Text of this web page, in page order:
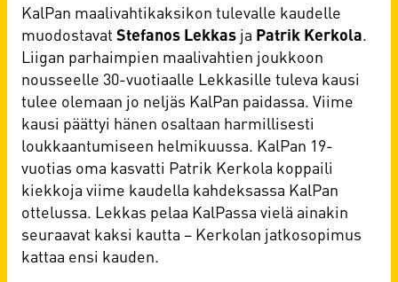
KalPan maalivahtikaksikon tulevalle kaudelle
muodostavat Stefanos Lekkas ja Patrik Kerkola
Liigan parhaimpien maalivahtien joukkoon
nousseelle 30-vuotiaalle Lekkasille tuleva kausi
tulee olemaan jo neljäs KalPan paidassa. Viime
kausi päättyi hänen osaltaan harmillisesti
loukkaantumiseen helmikuussa. KalPan 19-
vuotias oma kasvatti Patrik Kerkola koppaili
kiekkoja viime kaudella kahdeksassa KalPan
ottelussa. Lekkas pelaa KalPassa vielä ainakin
seuraavat kaksi kautta – Kerkolan jatkosopimus
kattaa ensi kauden.